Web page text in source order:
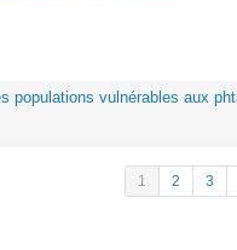
populations vulnérables aux
1 2 3